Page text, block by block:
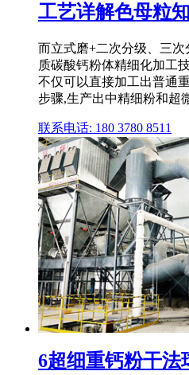
工艺详解色母粒
而立式磨+二次分级、三
质碳酸钙粉体精细化加工
不仅可以直接加工出普通
步骤,生产出中精细粉和超
联系电话: 180 3780 8511
6超细重钙粉干法